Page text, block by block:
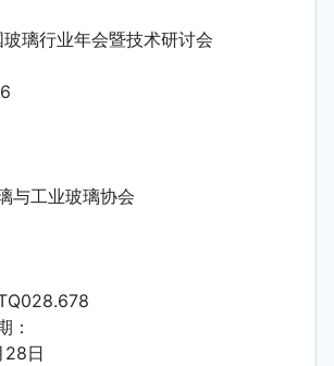
璃行业年会暨技术研讨会
与工业玻璃协会
：
日